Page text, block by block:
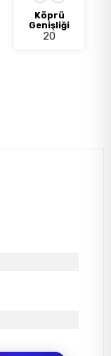
Köprü
Genişliği
20